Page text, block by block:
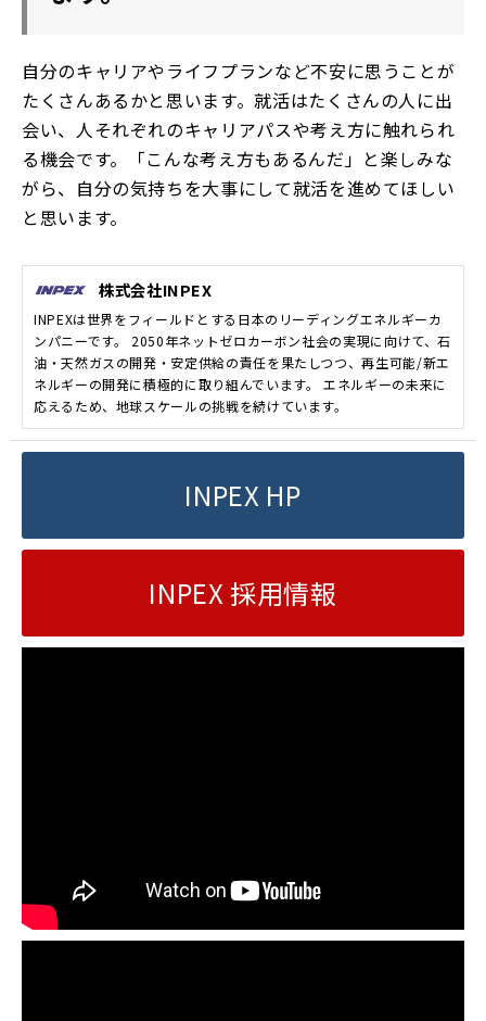
自分のキャリアやライフプランなど不安に思うことが
たくさんあるかと思います。就活はたくさんの人に出
会い、人それぞれのキャリアパスや考え方に触れられ
る機会です。「こんな考え方もあるんだ」と楽しみな
がら、自分の気持ちを大事にして就活を進めてほしい
と思います。
株式会社INPEX
INPEXは世界をフィールドとする日本のリーディングエネルギーカ
ンパニーです。 2050年ネットゼロカーボン社会の実現に向けて、石
油・天然ガスの開発・安定供給の責任を果たしつつ、再生可能/新エ
ネルギーの開発に積極的に取り組んでいます。 エネルギーの未来に
応えるため、地球スケールの挑戦を続けています。
INPEX HP
INPEX 採用情報